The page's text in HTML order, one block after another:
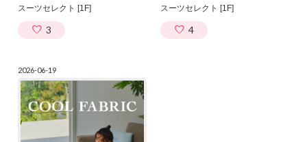
スーツセレクト [1F]
3
スーツセレクト [1F]
4
2026-06-19